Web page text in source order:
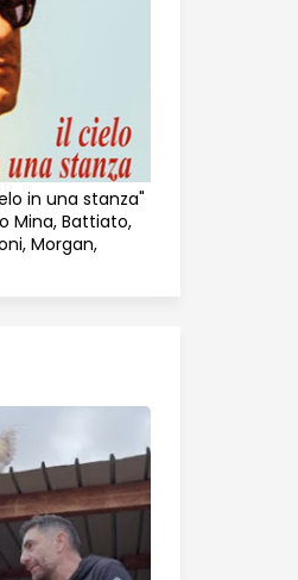
in una stanza"
Mina, Battiato,
Morgan,